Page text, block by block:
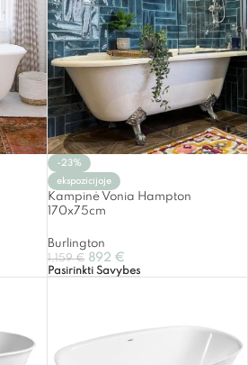
-23%
ekspozicijoje
Kampinė Vonia Hampton
170x75cm
Burlington
1,159€ 892 €
Pasirinkti Savybes